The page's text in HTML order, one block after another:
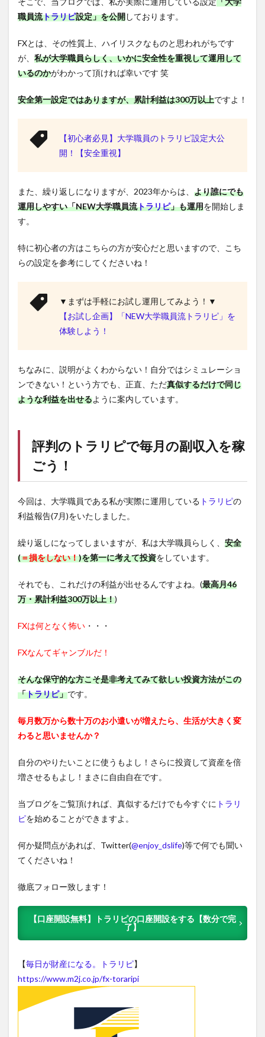
職員流トラリピ設定」を公開しております。
FXとは、その性質上、ハイリスクなものと思われがちです
が、 私が大学職員らしく、いかに安全性を重視して運用して
いるのかがわかって頂ければ幸いです 笑
安全第一設定ではありますが、累計利益は300万以上ですよ！
【初心者必見】大学職員のトラリピ設定大公
開！【安全重視】
また、繰り返しになりますが、2023年からは、 より誰にでも
運用しやすい「NEW大学職員流トラリピ」も運用を開始しま
す。
特に初心者の方はこちらの方が安心だと思いますので、こち
らの設定を参考にしてくださいね！
▼まずは手軽にお試し運用してみよう！▼
【お試し企画】「NEW大学職員流トラリピ」を
体験しよう！
ちなみに、説明がよくわからない！自分ではシミュレーショ
ンできない！という方でも、正直、ただ真似するだけで同じ
ような利益を出せるように案内しています。
評判の トラリピで毎月の副収入を稼
ごう！
今回は、大学職員である私が実際に運用している トラリピの
利益報告(7月)をいたしました。
繰り返しになってしまいますが、私は大学職員らしく、 安全
(＝損をしない！)を第一に考えて投資をしています。
それでも、これだけの利益が出せるんですよね。(最高月46
万・累計利益300万以上！)
FXは何となく怖い ・・・
FXなんてギャンブルだ！
そんな保守的な方こそ是非考えてみて欲しい投資方法がこの
「トラリピ」です。
毎月数万から数十万のお小遣いが増えたら、生活が大きく変
わると思いませんか？
自分のやりたいことに使うもよし！さらに投資して資産を倍
増させるもよし！まさに自由自在です。
当ブログをご覧頂ければ、真似するだけでも今すぐに トラリ
ピを始めることができますよ。
何か疑問点があれば、Twitter(@enjoy_dslife)等で何でも聞い
てくださいね！
徹底フォロー致します！
【口座開設無料】トラリピの口座開設をする【数分で完
了】
【毎日が財産になる。トラリピ】
https://www.m2j.co.jp/fx-toraripi